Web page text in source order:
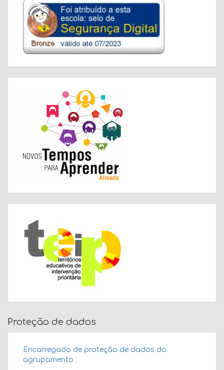
Proteção de dados
Encarregado de proteção de dados do
agrupamento